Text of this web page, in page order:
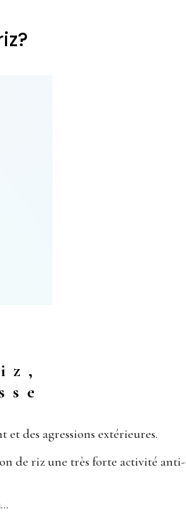
des agressions extérieures.
de riz une très forte activité anti-